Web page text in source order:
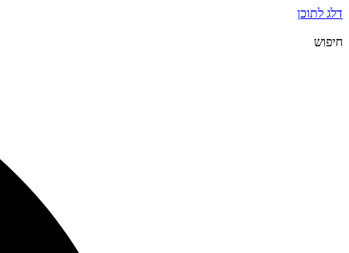
דלג לתוכן
חיפוש